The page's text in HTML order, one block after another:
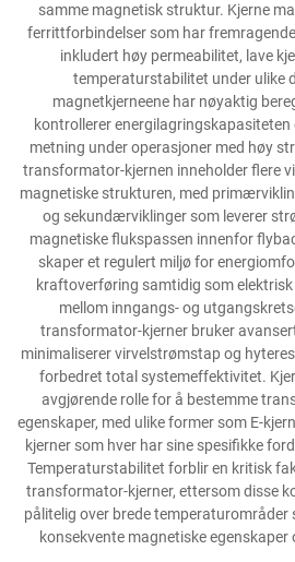
Kontakt Oss
samme magnetisk struktur. Kjerne
ferrittforbindelser som har
inkludert høy permeabilitet, lave
temperaturstabilitet under ulike
magnetkjerneene har nøyaktig
kontrollerer
metning under operasjoner med høy
transformator-kjernen inneholder flere
magnetiske strukturen, med
og sekundærviklinger som leverer
magnetiske flukspassen innenfor
skaper et regulert miljø for
kraftoverføring samtidig som
mellom inngangs- og
transformator-kjerner bruker
minimaliserer virvelstrømstap og
forbedret total systemeffektivitet.
avgjørende rolle for å bestemme
egenskaper, med ulike former som E-
kjerner som hver har sine spesifikke
Temperaturstabilitet forblir en kritisk
transformator-kjerner, ettersom disse
pålitelig over brede temperaturområder
konsekvente magnetiske